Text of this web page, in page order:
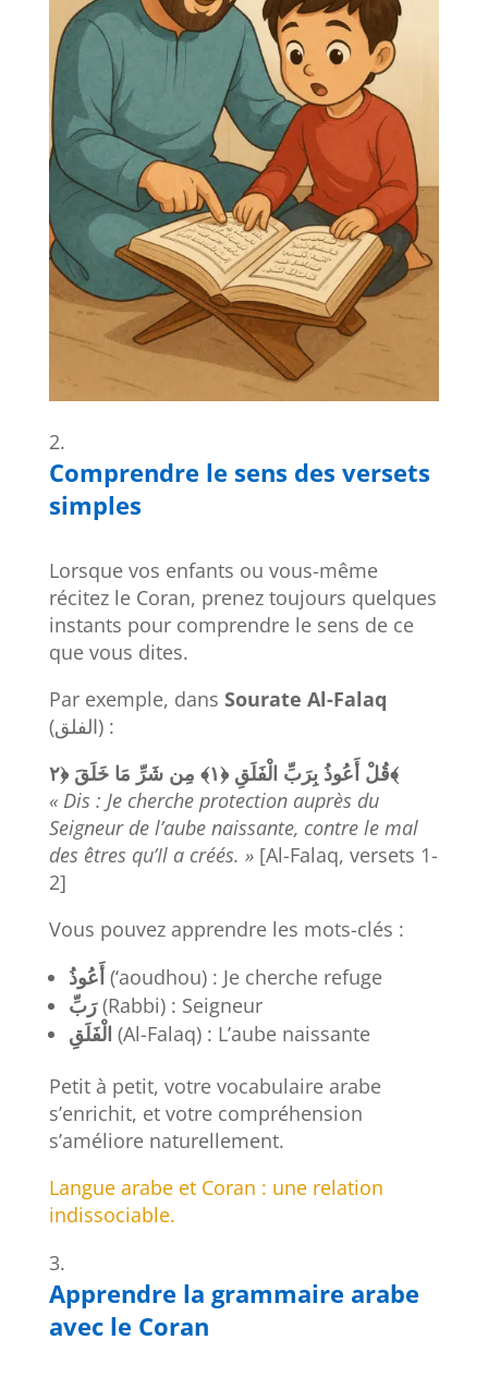
Comprendre le sens des versets
simples
Lorsque vos enfants ou vous-même
récitez le Coran, prenez toujours quelques
instants pour comprendre le sens de ce
que vous dites.
Par exemple, dans Sourate Al-Falaq
(الفلق) :
قُلْأَعُوذُبِرَبِّ الْفَلَقِ﴿١﴾ مِنشَرِّ مَاخَلَقَ
﴿٢﴾
« Dis : Je cherche protection auprès du
Seigneur de l’aube naissante, contre le mal
des êtres qu’Il a créés. »[Al-Falaq, versets 1-
2]
Vous pouvez apprendre les mots-clés :
أَعُوذُ(‘aoudhou) : Je cherche refuge
رَبِّ(Rabbi) : Seigneur
الْفَلَقِ (Al-Falaq) : L’aube naissante
Petit à petit, votre vocabulaire arabe
s’enrichit, et votre compréhension
s’améliore naturellement.
Langue arabe et Coran : une relation
indissociable.
Apprendre la grammaire arabe
avec le Coran